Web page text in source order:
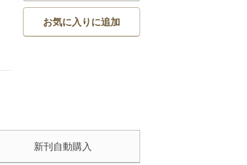
お気に入りに追加
新刊自動購入